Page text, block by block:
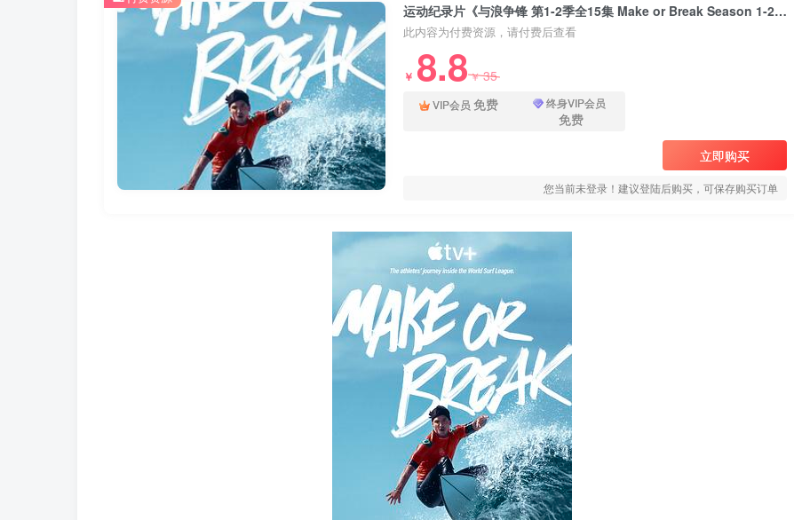
运动纪录片《与浪争锋 第1-2季全15集 Make or Break Season 1-2》下载
此内容为付费资源，请付费后查看
￥ 8.8￥35
VIP会员 免费 终身VIP会员
免费
立即购买
您当前未登录！建议登陆后购买，可保存购买订单